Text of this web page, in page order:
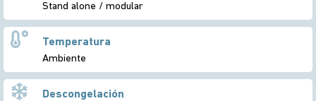
Stand alone / modular
Temperatura
Ambiente
Descongelación